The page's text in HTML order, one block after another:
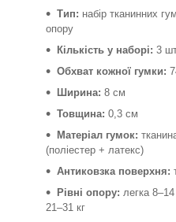
Тип: набір тканинних
опору
Кількість у наборі: 3
Обхват кожної гумки:
Ширина: 8 см
Товщина: 0,3 см
Матеріал гумок:
(поліестер + латекс)
Антиковзка поверхня:
Рівні опору: легка
21–31 кг